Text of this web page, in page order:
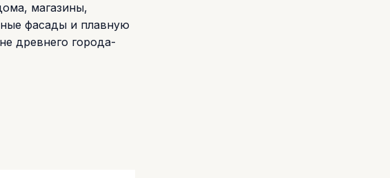
магазины,
фасады и плавную
древнего города-